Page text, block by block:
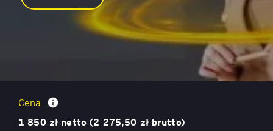
Sztuka prezentacji – Profesjonalne prezentacje
Cena
1 850 zł netto (2 275,50 zł brutto)